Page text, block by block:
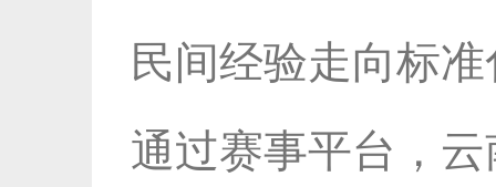
民间经验走向标
通过赛事平台，